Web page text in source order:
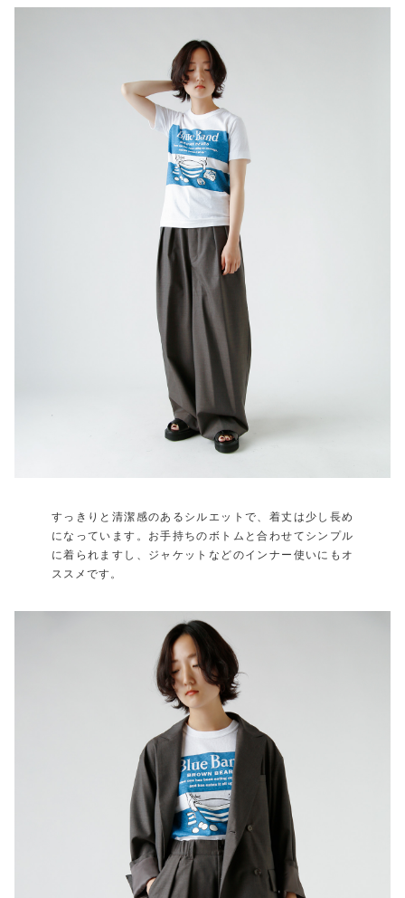
すっきりと清潔感のあるシルエットで、着丈は少し長め
になっています。お手持ちのボトムと合わせてシンプル
に着られますし、ジャケットなどのインナー使いにもオ
ススメです。